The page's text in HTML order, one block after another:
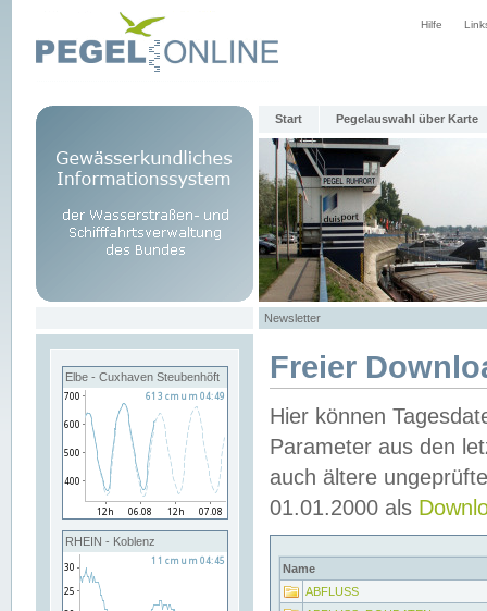
Hilfe
Start Pegelauswahl über Karte
Newsletter
Elbe - Cuxhaven Steubenhöft
RHEIN - Koblenz
Freier
Hier können
Parameter aus den
auch ältere
01.01.2000 als
Name
ABFLUSS